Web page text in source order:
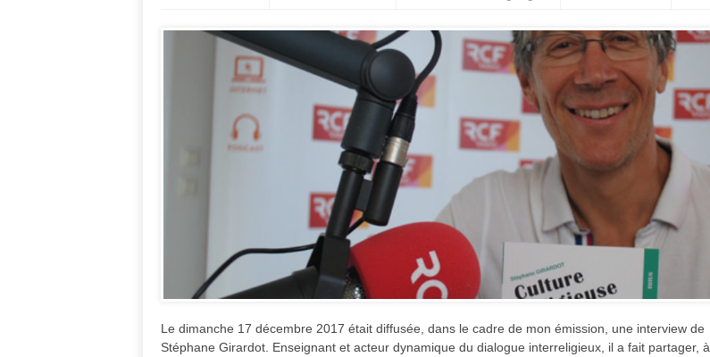
Le dimanche 17 décembre 2017 était diffusée, dans le cadre de mon émission, une interview de
Stéphane Girardot. Enseignant et acteur dynamique du dialogue interreligieux, il a fait partager, à